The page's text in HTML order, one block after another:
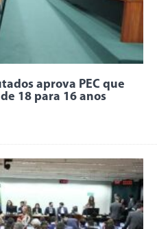
aprova PEC que
18 para 16 anos